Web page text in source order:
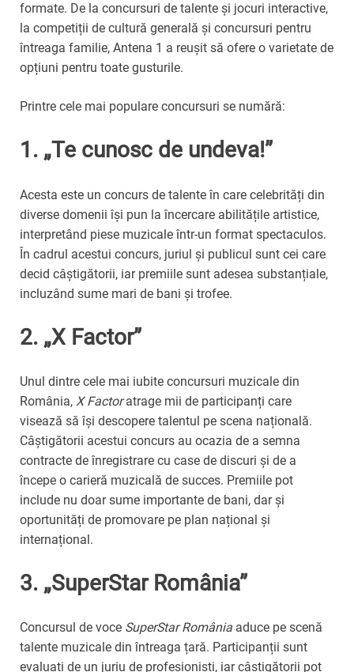
formate. De la concursuri de talente și jocuri interactive,
la competiții de cultură generală și concursuri pentru
întreaga familie, Antena 1 a reușit să ofere o varietate de
opțiuni pentru toate gusturile.
Printre cele mai populare concursuri se numără:
1. „Te cunosc de undeva!”
Acesta este un concurs de talente în care celebrități din
diverse domenii își pun la încercare abilitățile artistice,
interpretând piese muzicale într-un format spectaculos.
În cadrul acestui concurs, juriul și publicul sunt cei care
decid câștigătorii, iar premiile sunt adesea substanțiale,
incluzând sume mari de bani și trofee.
2. „X Factor”
Unul dintre cele mai iubite concursuri muzicale din
România, X Factoratrage mii de participanți care
visează să își descopere talentul pe scena națională.
Câștigătorii acestui concurs au ocazia de a semna
contracte de înregistrare cu case de discuri și de a
începe o carieră muzicală de succes. Premiile pot
include nu doar sume importante de bani, dar și
oportunități de promovare pe plan național și
internațional.
3. „SuperStar România”
Concursul de voce SuperStar România aduce pe scenă
talente muzicale din întreaga țară. Participanții sunt
evaluați de un juriu de profesioniști, iar câștigătorii pot